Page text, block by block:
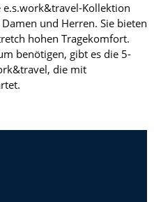
Kollektion
und Herren. Sie bieten
hohen Tragekomfort.
benötigen, gibt es die 5-
die mit